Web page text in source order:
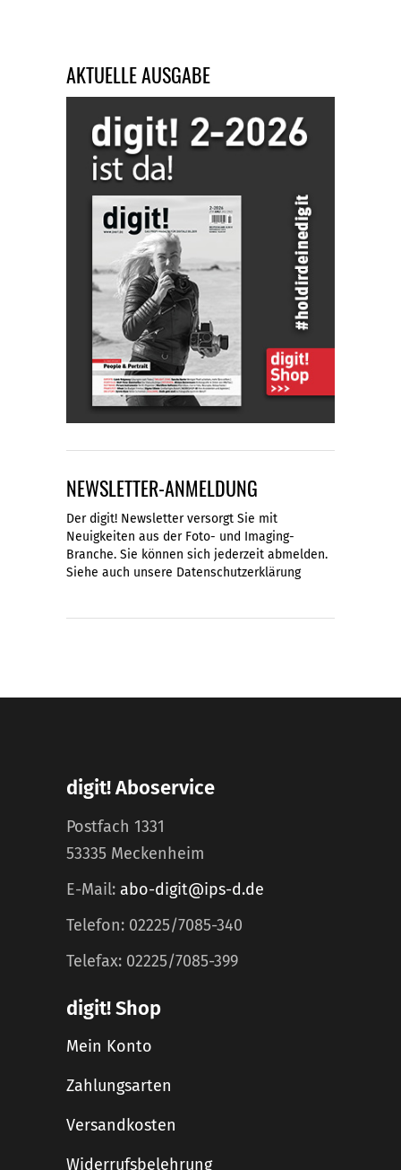
AKTUELLE AUSGABE
NEWSLETTER-ANMELDUNG
Der digit! Newsletter versorgt Sie mit
Neuigkeiten aus der Foto- und Imaging-
Branche. Sie können sich jederzeit abmelden.
Siehe auch unsere Datenschutzerklärung
digit! Aboservice
Postfach 1331
53335 Meckenheim
E-Mail: abo-digit@ips-d.de
Telefon: 02225/7085-340
Telefax: 02225/7085-399
digit! Shop
Mein Konto
Zahlungsarten
Versandkosten
Widerrufsbelehrung